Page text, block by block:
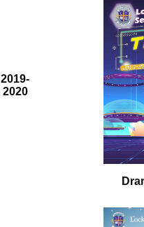
2019-
2020